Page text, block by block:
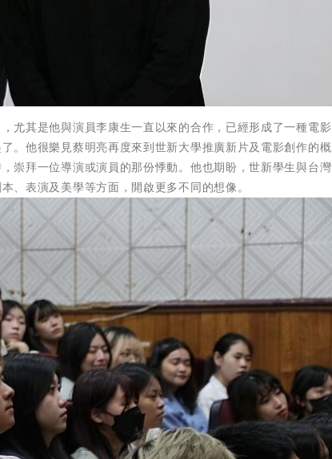
尤其是他與演員李康生一直以來的合作，已經形成了一種電影
。他很樂見蔡明亮再度來到世新大學推廣新片及電影創作的概
崇拜一位導演或演員的那份悸動。他也期盼，世新學生與台灣
、表演及美學等方面，開啟更多不同的想像。